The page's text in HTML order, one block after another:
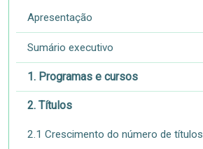
Apresentação
Sumário executivo
1. Programas e cursos
2. Títulos
2.1 Crescimento do número de títulos